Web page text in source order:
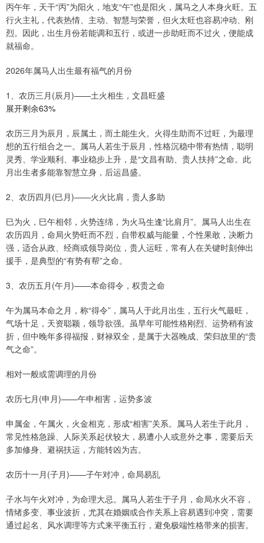
丙午年，天干“丙”为阳火，地支“午”也是阳火，属马之人本身火旺。五
行火主礼，代表热情、主动、智慧与荣誉，但火太旺也容易冲动、刚
烈。因此，出生月份若能调和五行，或进一步助旺而不过火，便能成
就福命。
2026年属马人出生最有福气的月份
1、农历三月(辰月)——土火相生，文昌旺盛
展开剩余63%
农历三月为辰月，辰属土，而土能生火。火得生助而不过旺，为最理
想的五行组合之一。属马人若生于辰月，性格沉稳中带有热情，聪明
灵秀、学业顺利、事业稳步上升，是“文昌有助、贵人扶持”之命。此
月出生者多能靠智慧立身，后运昌盛。
2、农历四月(巳月)——火火比肩，贵人多助
巳为火，巳午相邻，火势连绵，为火马生逢“比肩月”。属马人出生在
农历四月，命局火势旺而不烈，自带权威与能量，个性果敢，决断力
强，适合从政、经商或领导岗位，贵人运旺，常有人在关键时刻伸出
援手，是典型的“有势有帮”之命。
3、农历五月(午月)——本命得令，权贵之命
午为属马本命之月，称“得令”，属马人于此月出生，五行火气最旺，
气场十足，天资聪颖，领导欲强。虽早年可能性格刚烈、运势稍有波
折，但中晚年多得福报，财禄双全，是属于大器晚成、荣归故里的“贵
气之命”。
相对一般或需调理的月份
农历七月(申月)——午申相害，运势多波
申属金，午属火，火金相克，形成“相害”关系。属马人若生于此月，
常见性格急躁、人际关系起伏较大，易遭小人或意外之事，需要后天
多加修身、避祸扶运，方能转凶为吉。
农历十一月(子月)——子午对冲，命局易乱
子水与午火对冲，为命理大忌。属马人若生于子月，命局水火不容，
情绪多变、事业波折，尤其在婚姻或合作关系上容易遇到冲突，需要
通过起名、风水调理等方式来平衡五行，避免极端性格带来的损害。